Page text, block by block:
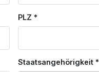
PLZ *
Staatsangehörigkeit *